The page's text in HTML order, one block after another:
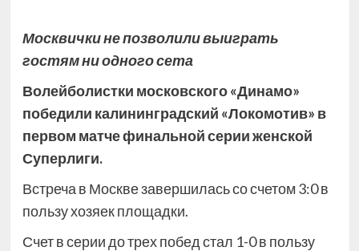
Москвички не позволили выиграть
гостям ни одного сета
Волейболистки московского «Динамо»
победили калининградский «Локомотив» в
первом матче финальной серии женской
Суперлиги.
Встреча в Москве завершилась со счетом 3:0 в
пользу хозяек площадки.
Счет в серии до трех побед стал 1-0 в пользу